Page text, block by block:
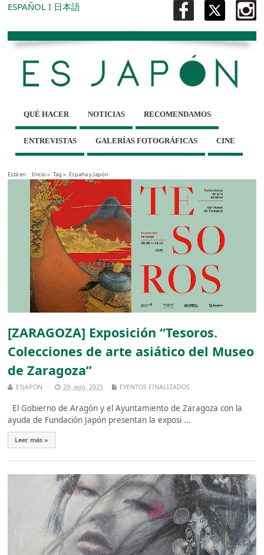
ESPAÑOL I 日本語
QUÉ HACER NOTICIAS RECOMENDAMOS
ENTREVISTAS GALERÍAS FOTOGRÁFICAS CINE
Está en : Inicio» Tag » España y Japón
[ZARAGOZA] Exposición “Tesoros.
Colecciones de arte asiático del Museo
de Zaragoza”
ESJAPON 29, ago, 2025 EVENTOS FINALIZADOS
El Gobierno de Aragón y el Ayuntamiento de Zaragoza con la
ayuda de Fundación Japón presentan la exposi ...
Leer más »